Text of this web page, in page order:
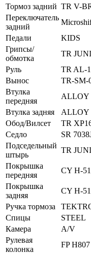
Тормоз задний TR V-
Переключатель
задний
Педали
KIDS
Грипсы/
обмотка
TR
Руль
TR AL-
Вынос
TR-SM-
Втулка
передняя
ALLOY
Втулка задняя
ALLOY
Обод/Вилсет
TR
Седло
SR
Подседельный
штырь
TR
Покрышка
передняя
CY H-
Покрышка
задняя
CY H-
Ручка тормоза
Спицы
STEEL
Камера
A/V
Рулевая
колонка
FP H807